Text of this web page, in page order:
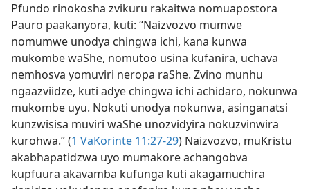
Pfundo rinokosha zvikuru rakaitwa nomuapostora
Pauro paakanyora, kuti: “Naizvozvo mumwe
nomumwe unodya chingwa ichi, kana kunwa
mukombe waShe, nomutoo usina kufanira, uchava
nemhosva yomuviri neropa raShe. Zvino munhu
ngaazviidze, kuti adye chingwa ichi achidaro, nokunwa
mukombe uyu. Nokuti unodya nokunwa, asinganatsi
kunzwisisa muviri waShe unozvidyira nokuzvinwira
kurohwa.” (1 VaKorinte 11:27-29) Naizvozvo, muKristu
akabhapatidzwa uyo mumakore achangobva
kupfuura akavamba kufunga kuti akagamuchira